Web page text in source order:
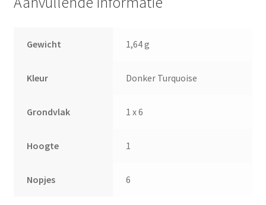
Gewicht 1,64 g
Kleur Donker Turquoise
Grondvlak 1 x 6
Hoogte 1
Nopjes 6